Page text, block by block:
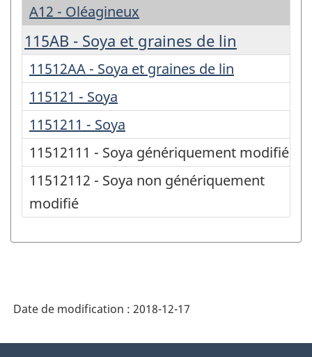
A12 - Oléagineux
115AB - Soya et graines de lin
11512AA - Soya et graines de lin
115121 - Soya
1151211 - Soya
11512111 - Soya génériquement modifié
11512112 - Soya non génériquement
modifié
Date de modification : 2018-12-17